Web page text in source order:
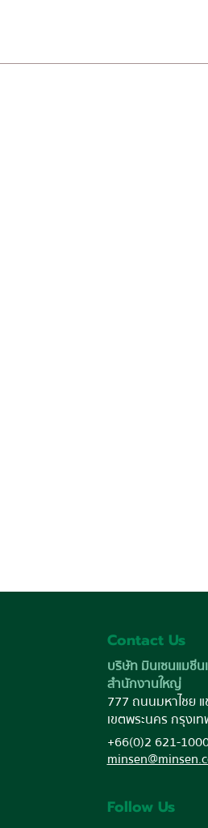
Contact Us
บริษัท มินเซนแมชีน
สำนักงานใหญ่
777 ถนนมหาไชย
เขตพระนคร กรุงเ
+66(0)2 621-
Follow Us